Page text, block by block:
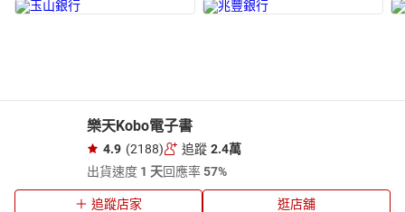
樂天Kobo電子書
4.9 (2188) 追蹤 2.4萬
出貨速度 1 天回應率57%
追蹤店家 逛店舖